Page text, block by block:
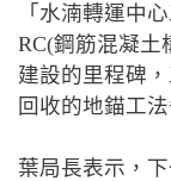
「水湳轉運中
RC(鋼筋混凝土
建設的里程碑
回收的地錨工
葉局長表示，